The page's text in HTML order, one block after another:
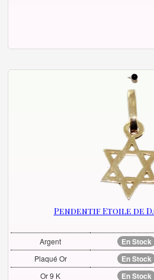
Pendentif Etoile de
Argent En Stock
Plaqué Or
En Stock
Or 9 K
En Stock